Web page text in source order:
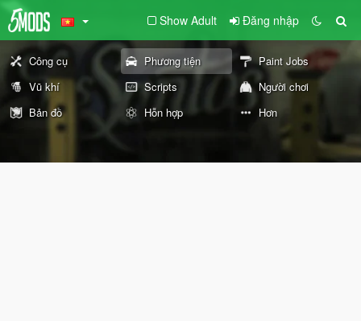
Show Adult Đăng nhập
Công cụ Phương tiện
Paint Jobs
Vũ khí
Scripts
Người chơi
Bản đồ
Hỗn hợp Hơn